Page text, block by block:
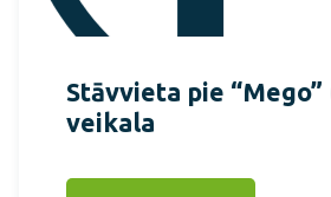
Stāvvieta pie “Mego”
veikala